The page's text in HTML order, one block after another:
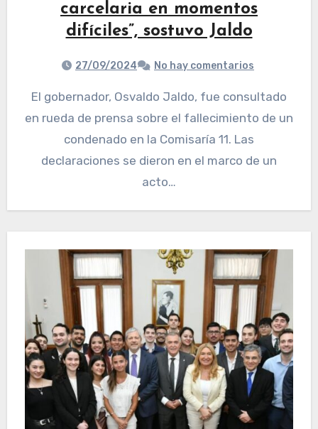
carcelaria en momentos
difíciles”, sostuvo Jaldo
27/09/2024 No hay comentarios
El gobernador, Osvaldo Jaldo, fue consultado
en rueda de prensa sobre el fallecimiento de un
condenado en la Comisaría 11. Las
declaraciones se dieron en el marco de un
acto…